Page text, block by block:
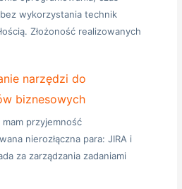
wykorzystania technik
Złożoność realizowanych
narzędzi do
biznesowych
przyjemność
nierozłączna para: JIRA i
za zarządzania zadaniami